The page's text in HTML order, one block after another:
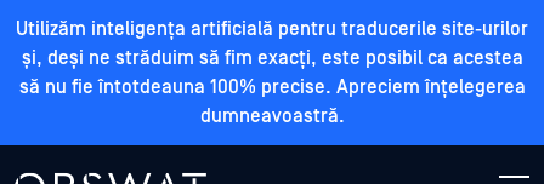
Utilizăm inteligența artificială pentru traducerile site-urilor
și, deși ne străduim să fim exacți, este posibil ca acestea
să nu fie întotdeauna 100% precise. Apreciem înțelegerea
dumneavoastră.